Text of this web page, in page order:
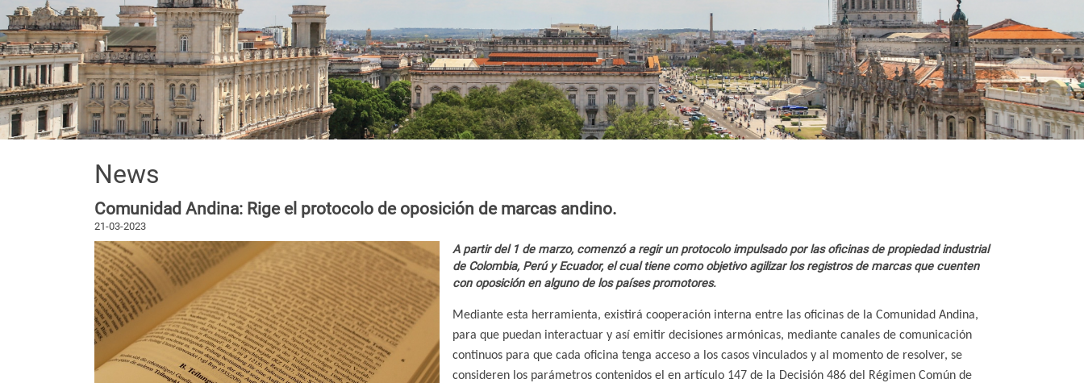
News
Comunidad Andina: Rige el protocolo de oposición de marcas andino.
21-03-2023
A partir del 1 de marzo, comenzó a regir un protocolo impulsado por las oficinas de propiedad industrial
de Colombia, Perú y Ecuador, el cual tiene como objetivo agilizar los registros de marcas que cuenten
con oposición en alguno de los países promotores.
Mediante esta herramienta, existirá cooperación interna entre las oficinas de la Comunidad Andina,
para que puedan interactuar y así emitir decisiones armónicas, mediante canales de comunicación
continuos para que cada oficina tenga acceso a los casos vinculados y al momento de resolver, se
consideren los parámetros contenidos el en artículo 147 de la Decisión 486 del Régimen Común de